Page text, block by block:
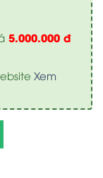
5.000.000 đ
Xem